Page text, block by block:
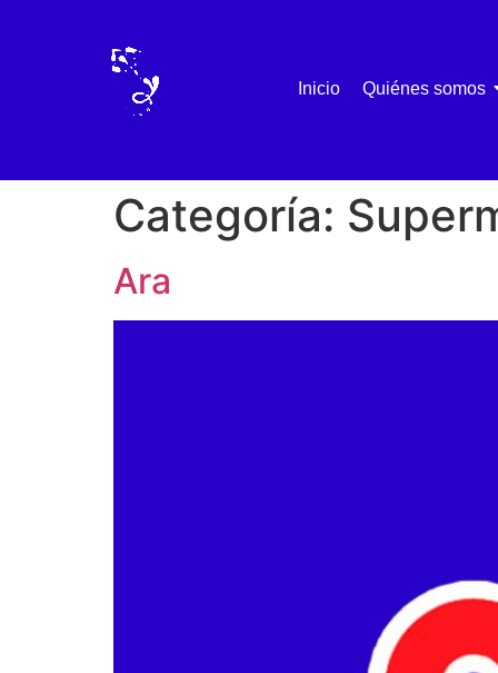
Inicio Quiénes somos
Categoría:
Ara